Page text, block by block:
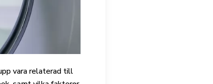
vara relaterad till